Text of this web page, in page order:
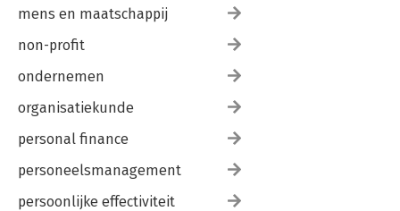
mens en maatschappij
non-profit
ondernemen
organisatiekunde
personal finance
personeelsmanagement
persoonlijke effectiviteit